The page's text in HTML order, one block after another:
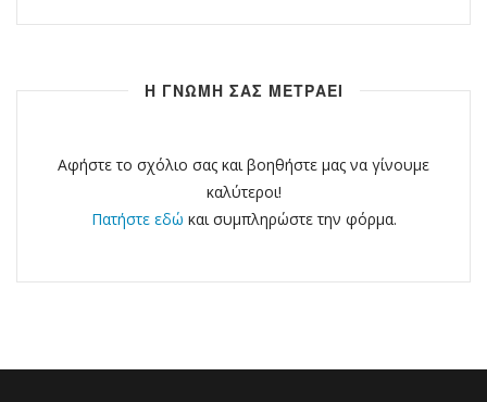
Η ΓΝΩΜΗ ΣΑΣ ΜΕΤΡΑΕΙ
Αφήστε το σχόλιο σας και βοηθήστε μας να γίνουμε
καλύτεροι!
Πατήστε εδώ και συμπληρώστε την φόρμα.